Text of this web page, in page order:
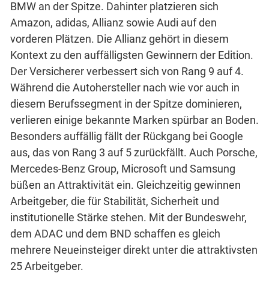
BMW an der Spitze. Dahinter platzieren sich
Amazon, adidas, Allianz sowie Audi auf den
vorderen Plätzen. Die Allianz gehört in diesem
Kontext zu den auffälligsten Gewinnern der Edition.
Der Versicherer verbessert sich von Rang 9 auf 4.
Während die Autohersteller nach wie vor auch in
diesem Berufssegment in der Spitze dominieren,
verlieren einige bekannte Marken spürbar an Boden.
Besonders auffällig fällt der Rückgang bei Google
aus, das von Rang 3 auf 5 zurückfällt. Auch Porsche,
Mercedes-Benz Group, Microsoft und Samsung
büßen an Attraktivität ein. Gleichzeitig gewinnen
Arbeitgeber, die für Stabilität, Sicherheit und
institutionelle Stärke stehen. Mit der Bundeswehr,
dem ADAC und dem BND schaffen es gleich
mehrere Neueinsteiger direkt unter die attraktivsten
25 Arbeitgeber.